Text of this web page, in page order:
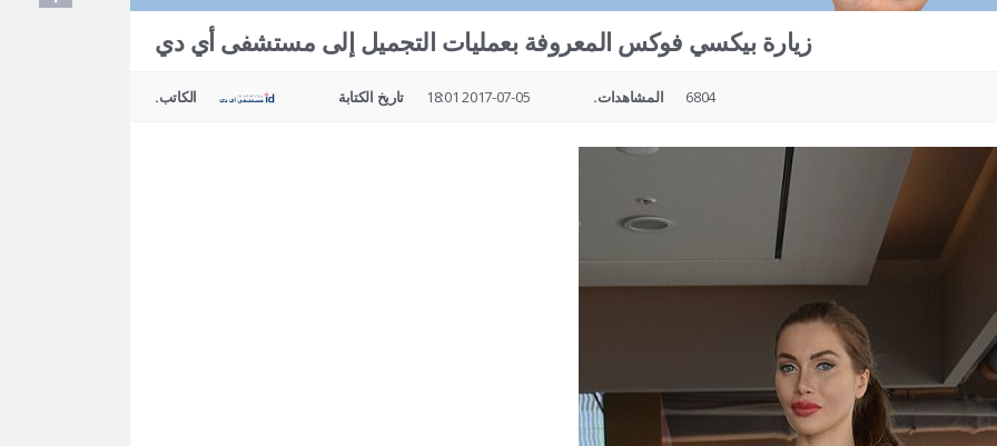
زيارة بيكسي فوكس المعروفة بعمليات التجميل إلى مستشفى أي دي
الكاتب. تاريخ الكتابة 2017-07-05 18:01 المشاهدات. 6804